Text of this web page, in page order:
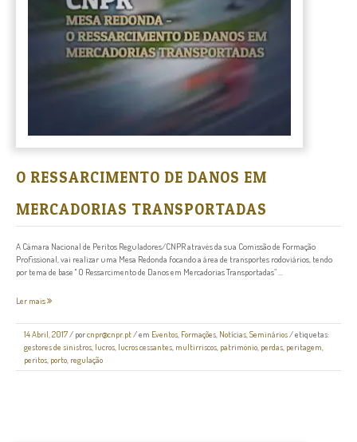
O RESSARCIMENTO DE DANOS EM
MERCADORIAS TRANSPORTADAS
A Câmara Nacional de Peritos Reguladores/CNPR através da sua Comissão de Formação
Profissional, vai realizar uma Mesa Redonda focando a área de transportes rodoviários, tendo
por tema de base " O Ressarcimento de Danos em Mercadorias Transportadas” ...
Ler mais
14 Abril, 2017/ porcnpr@cnpr.pt/ em Eventos, Formações, Notícias,Seminários/ etiquetas:
gestores de sinistros, lucros, lucros cessantes, multirriscos, património, perdas, peritagem,
peritos, porto, regulação